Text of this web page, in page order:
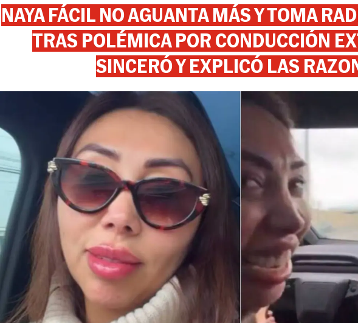
NAYA FÁCIL NO AGUANTA MÁS Y TOMA
TRAS POLÉMICA POR CONDUCCIÓN
SINCERÓ Y EXPLICÓ LAS